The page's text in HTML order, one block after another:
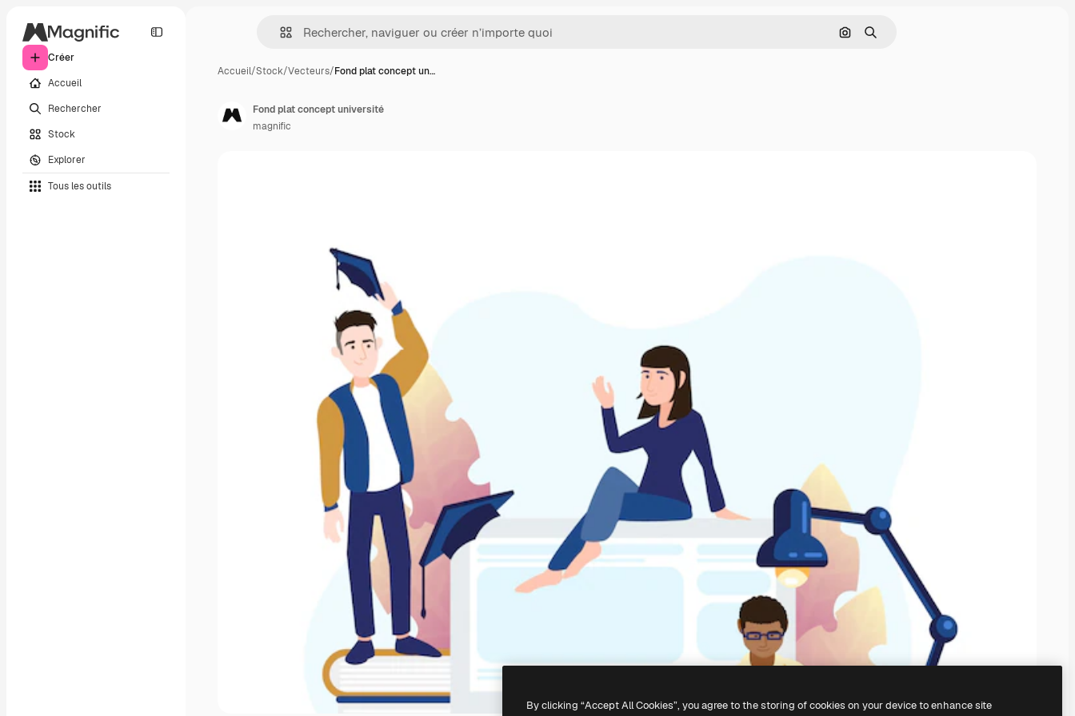
Créer
Accueil
Rechercher
Stock
Explorer
Tous les outils
Rechercher par image
Rechercher
Accueil/Stock/Vecteurs/Fond plat concept un…
Fond plat concept université
magnific
By clicking “Accept All Cookies”, you agree to the storing of cookies on your device to enhance site